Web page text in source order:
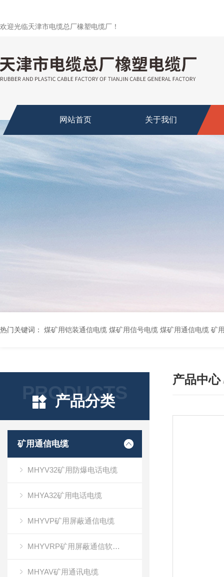
欢迎光临天津市电缆总厂橡塑电缆厂！
网站首页 关于我们
热门关键词： 煤矿用铠装通信电缆 煤矿用信号电缆 煤矿用通信电缆 矿用阻燃通信电缆 矿用监控电缆 矿用通信电缆 橡套软电缆YZ-3*1.5+1 YCW橡胶电缆3*10+1*6 船用橡套软电缆CEFR-3*2.5 煤矿用移动橡套软电缆MY3*4+1*4
PRODUCTS
产品分类
矿用通信电缆
MHYV32矿用防爆电话电缆
MHYA32矿用电话电缆
MHYVP矿用屏蔽通信电缆
MHYVRP矿用屏蔽通信软电缆
MHYAV矿用通讯电缆
产品中心